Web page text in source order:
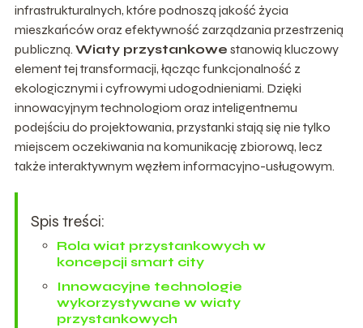
infrastrukturalnych, które podnoszą jakość życia
mieszkańców oraz efektywność zarządzania przestrzenią
publiczną. Wiaty przystankowe stanowią kluczowy
element tej transformacji, łącząc funkcjonalność z
ekologicznymi i cyfrowymi udogodnieniami. Dzięki
innowacyjnym technologiom oraz inteligentnemu
podejściu do projektowania, przystanki stają się nie tylko
miejscem oczekiwania na komunikację zbiorową, lecz
także interaktywnym węzłem informacyjno-usługowym.
Spis treści:
Rola wiat przystankowych w
koncepcji smart city
Innowacyjne technologie
wykorzystywane w wiaty
przystankowych